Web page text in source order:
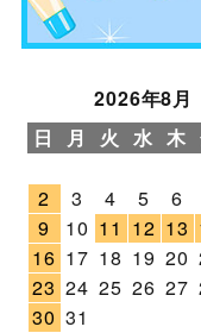
2026年8月
日
月 火 水 木
2
3 4 5 6
9
10 11 12 13
16 17 18 19 20
23 24 25 26 27
30 31